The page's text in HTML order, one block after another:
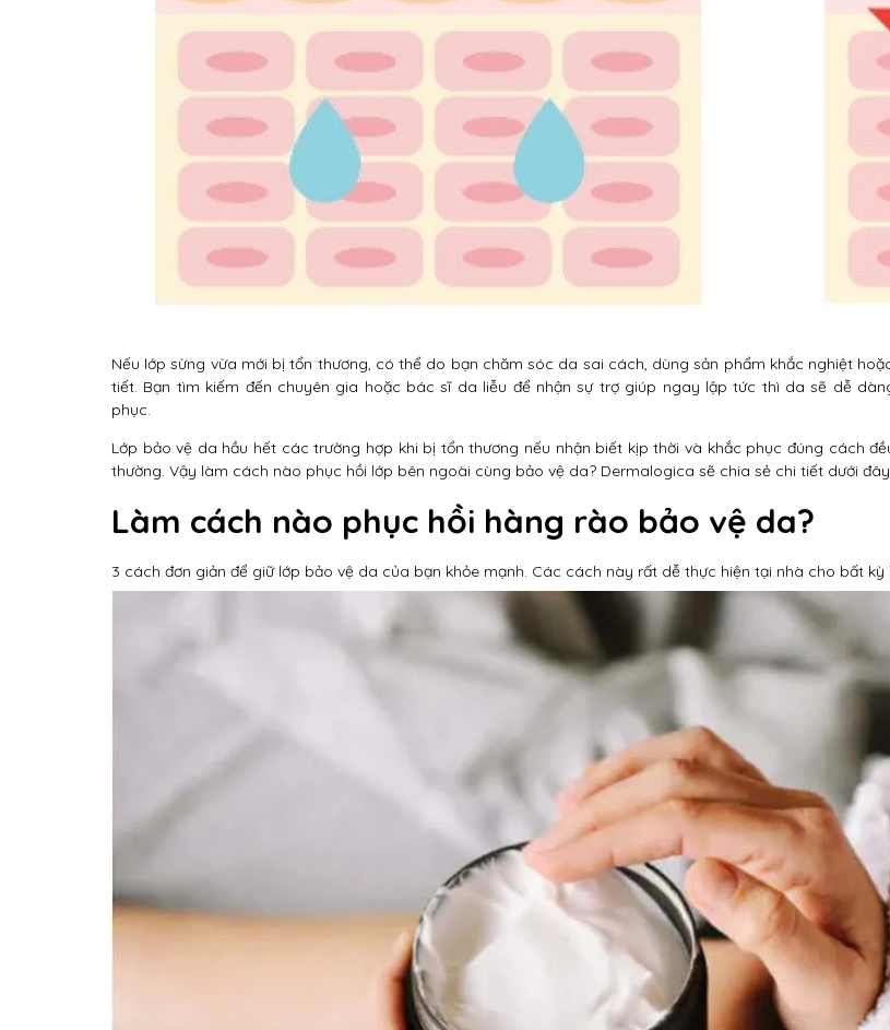
Nếu lớp sừng vừa mới bị tổn thương, có thể do bạn chăm sóc da sai cách, dùng sản phẩm khắc nghiệt
tiết. Bạn tìm kiếm đến chuyên gia hoặc bác sĩ da liễu để nhận sự trợ giúp ngay lập tức thì da sẽ dễ
phục.
Lớp bảo vệ da hầu hết các trường hợp khi bị tổn thương nếu nhận biết kịp thời và khắc phục đúng cách
thường. Vậy làm cách nào phục hồi lớp bên ngoài cùng bảo vệ da? Dermalogica sẽ chia sẻ chi tiết dưới
Làm cách nào phục hồi hàng rào bảo vệ da?
3 cách đơn giản để giữ lớp bảo vệ da của bạn khỏe mạnh. Các cách này rất dễ thực hiện tại nhà cho bất kỳ